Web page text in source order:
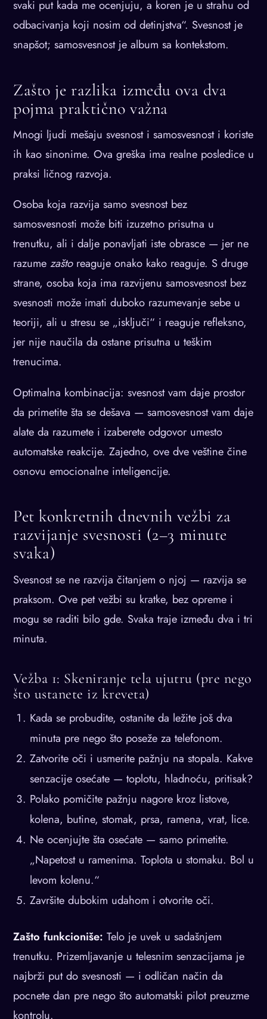
svaki put kada me ocenjuju, a koren je u strahu od
odbacivanja koji nosim od detinjstva“. Svesnost je
snapšot; samosvesnost je album sa kontekstom.
Zašto je razlika između ova dva
pojma praktično važna
Mnogi ljudi mešaju svesnost i samosvesnost i koriste
ih kao sinonime. Ova greška ima realne posledice u
praksi ličnog razvoja.
Osoba koja razvija samo svesnost bez
samosvesnosti može biti izuzetno prisutna u
trenutku, ali i dalje ponavljati iste obrasce — jer ne
razume zaštoreaguje onako kako reaguje. S druge
strane, osoba koja ima razvijenu samosvesnost bez
svesnosti može imati duboko razumevanje sebe u
teoriji, ali u stresu se „isključi“ i reaguje refleksno,
jer nije naučila da ostane prisutna u teškim
trenucima.
Optimalna kombinacija: svesnost vam daje prostor
da primetite šta se dešava — samosvesnost vam daje
alate da razumete i izaberete odgovor umesto
automatske reakcije. Zajedno, ove dve veštine čine
osnovu emocionalne inteligencije.
Pet konkretnih dnevnih vežbi za
razvijanje svesnosti (2–3 minute
svaka)
Svesnost se ne razvija čitanjem o njoj — razvija se
praksom. Ove pet vežbi su kratke, bez opreme i
mogu se raditi bilo gde. Svaka traje između dva i tri
minuta.
Vežba 1: Skeniranje tela ujutru (pre nego
što ustanete iz kreveta)
Kada se probudite, ostanite da ležite još dva
minuta pre nego što poseže za telefonom.
Zatvorite oči i usmerite pažnju na stopala. Kakve
senzacije osećate — toplotu, hladnoću, pritisak?
Polako pomičite pažnju nagore kroz listove,
kolena, butine, stomak, prsa, ramena, vrat, lice.
Ne ocenjujte šta osećate — samo primetite.
„Napetost u ramenima. Toplota u stomaku. Bol u
levom kolenu.“
Završite dubokim udahom i otvorite oči.
Zašto funkcioniše: Telo je uvek u sadašnjem
trenutku. Prizemljavanje u telesnim senzacijama je
najbrži put do svesnosti — i odličan način da
pocnete dan pre nego što automatski pilot preuzme
kontrolu.